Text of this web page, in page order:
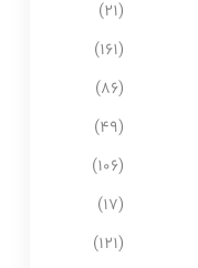
(۲۱)
(۱۶۱)
(۸۶)
(۴۹)
(۱۰۶)
(۱۷)
(۱۲۱)